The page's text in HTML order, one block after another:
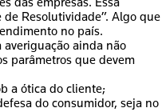
de Resolutividade”. Algo que
no país.
averiguação ainda não
parâmetros que devem
a ótica do cliente;
do consumidor, seja no